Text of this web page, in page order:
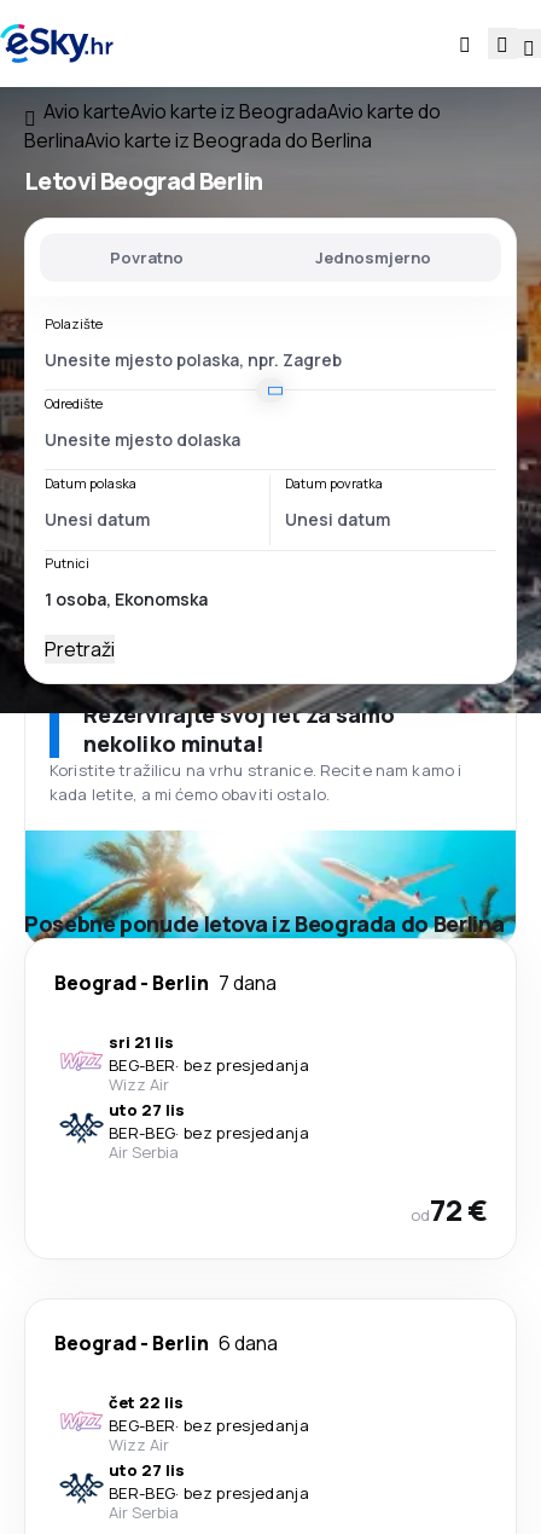
Avio karteAvio karte iz BeogradaAvio karte do
BerlinaAvio karte iz Beograda do Berlina
LetoviBeograd Berlin
Povratno Jednosmjerno
Polazište
Odredište
Datum polaska Datum povratka
Putnici
Pretraži
Rezervirajte svoj let za samo
nekoliko minuta!
Koristite tražilicu na vrhu stranice. Recite nam kamo i
kada letite, a mi ćemo obaviti ostalo.
Posebne ponude letova iz Beograda do Berlina
Beograd- Berlin 7 dana
sri 21 lis
BEG-BER· bez presjedanja
Wizz Air
uto 27 lis
BER-BEG· bez presjedanja
Air Serbia
od72 €
Beograd- Berlin 6 dana
čet 22 lis
BEG-BER· bez presjedanja
Wizz Air
uto 27 lis
BER-BEG· bez presjedanja
Air Serbia